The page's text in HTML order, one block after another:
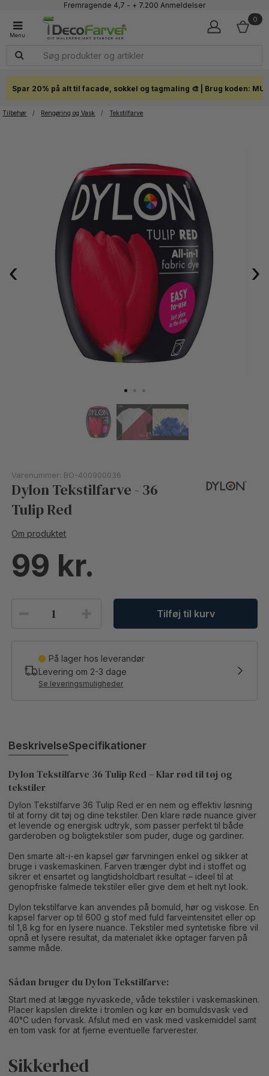
Fremragende 4,7 - + 7.200 Anmeldelser
1-3 dages levering
Click & Collect i hele landet
0
Spar 20% på alt til facade, sokkel og tagmaling 🎨 | Brug koden:
Tilbehør / Rengøring og Vask / Tekstilfarve
‹ ›
Varenummer: BO-400900036
Dylon Tekstilfarve - 36
Tulip Red
Om produktet
99
Tilføj til kurv
På lager hos leverandør
Levering om 2-3 dage
Se leveringsmuligheder
BeskrivelseSpecifikationer
Dylon Tekstilfarve 36 Tulip Red – Klar rød til tøj og
tekstiler
Dylon Tekstilfarve 36 Tulip Red er en nem og effektiv løsning
til at forny dit tøj og dine tekstiler. Den klare røde nuance giver
et levende og energisk udtryk, som passer perfekt til både
garderoben og boligtekstiler som puder, duge og gardiner.
Den smarte alt-i-en kapsel gør farvningen enkel og sikker at
bruge i vaskemaskinen. Farven trænger dybt ind i stoffet og
sikrer et ensartet og langtidsholdbart resultat – ideel til at
genopfriske falmede tekstiler eller give dem et helt nyt look.
Dylon tekstilfarve kan anvendes på bomuld, hør og viskose. En
kapsel farver op til 600 g stof med fuld farveintensitet eller op
til 1,8 kg for en lysere nuance. Tekstiler med syntetiske fibre vil
opnå et lysere resultat, da materialet ikke optager farven på
samme måde.
Sådan bruger du Dylon Tekstilfarve:
Start med at lægge nyvaskede, våde tekstiler i vaskemaskinen.
Placer kapslen direkte i tromlen og kør en bomuldsvask ved
40°C uden forvask. Afslut med en vask med vaskemiddel samt
en tom vask for at fjerne eventuelle farverester.
Sikkerhed